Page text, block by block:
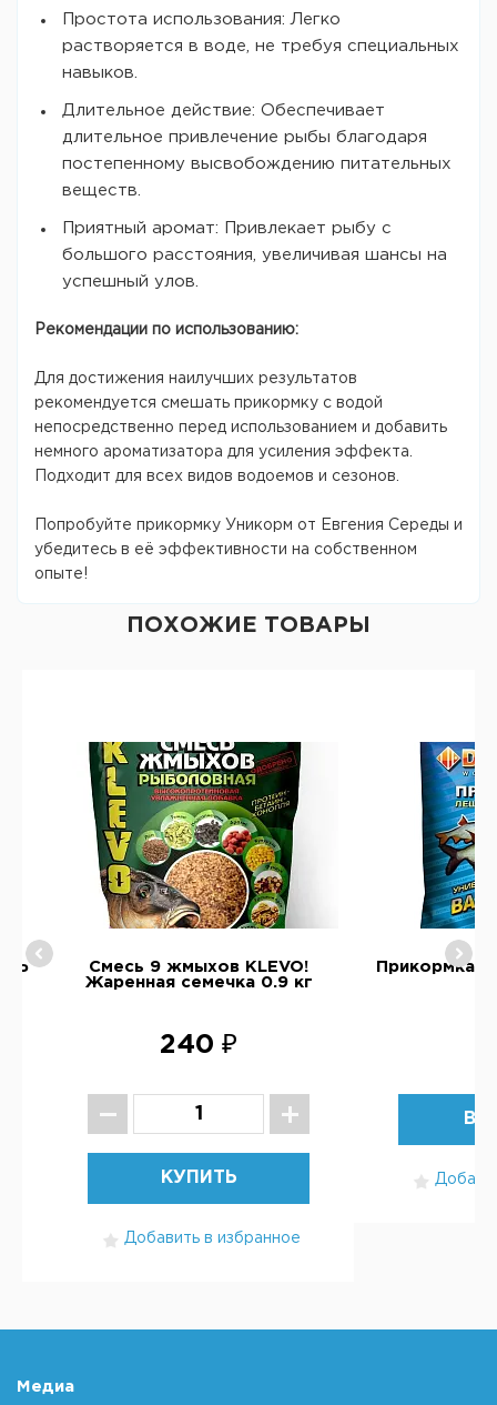
Простота использования: Легко
растворяется в воде, не требуя специальных
навыков.
Длительное действие: Обеспечивает
длительное привлечение рыбы благодаря
постепенному высвобождению питательных
веществ.
Приятный аромат: Привлекает рыбу с
большого расстояния, увеличивая шансы на
успешный улов.
Рекомендации по использованию:
Для достижения наилучших результатов
рекомендуется смешать прикормку с водой
непосредственно перед использованием и добавить
немного ароматизатора для усиления эффекта.
Подходит для всех видов водоемов и сезонов.
Попробуйте прикормку Уникорм от Евгения Середы и
убедитесь в её эффективности на собственном
опыте!
ПОХОЖИЕ ТОВАРЫ
Смесь 9 жмыхов KLEVO!
Жаренная семечка 0.9 кг
240 ₽
КУПИТЬ
Добавить в избранное
Прикормка
Медиа